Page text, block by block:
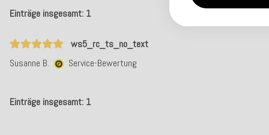
Einträge insgesamt: 1
ws5_rc_ts_no_text
Susanne B.
Service-Bewertung
Einträge insgesamt: 1